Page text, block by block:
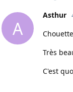
A
Asthur
Très
C'est